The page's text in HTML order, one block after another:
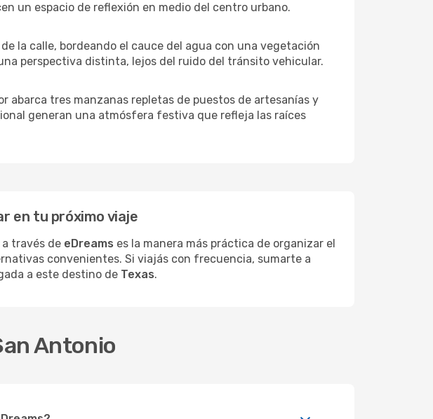
un espacio de reflexión en medio del centro urbano.
la calle, bordeando el cauce del agua con una vegetación
perspectiva distinta, lejos del ruido del tránsito vehicular.
abarca tres manzanas repletas de puestos de artesanías y
generan una atmósfera festiva que refleja las raíces
en tu próximo viaje
través de eDreams es la manera más práctica de organizar el
convenientes. Si viajás con frecuencia, sumarte a
a este destino de Texas.
Antonio